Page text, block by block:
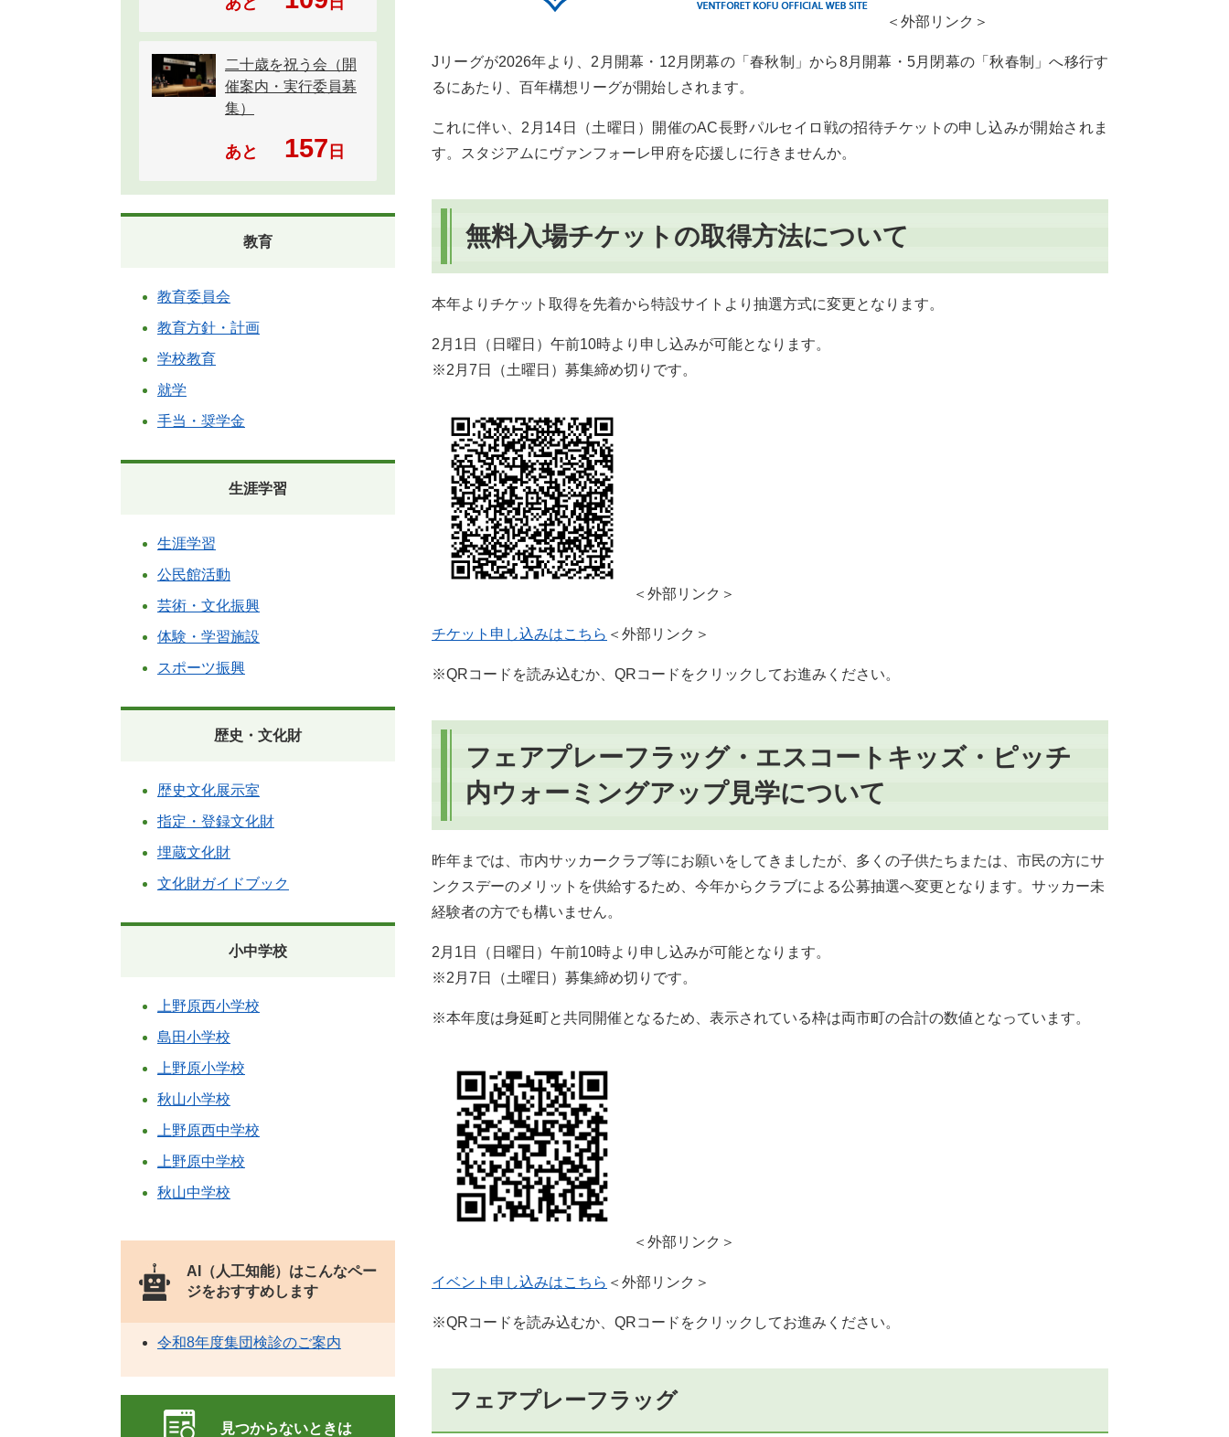
＜外部リンク＞
Jリーグが2026年より、2月開幕・12月閉幕の「春秋制」から8月開幕・5月閉幕の「秋春制」へ移行す
るにあたり、百年構想リーグが開始しされます。​
これに伴い、2月14日（土曜日）開催のAC長野パルセイロ戦の招待チケットの申し込みが開始されま
す。スタジアムにヴァンフォーレ甲府を応援しに行きませんか。
無料入場チケットの取得方法について
本年よりチケット取得を先着から特設サイトより抽選方式に変更となります。
2月1日（日曜日）午前10時より申し込みが可能となります。
※2月7日（土曜日）募集締め切りです。
＜外部リンク＞
チケット申し込みはこちら ＜外部リンク＞
※QRコードを読み込むか、QRコードをクリックしてお進みください。
フェアプレーフラッグ・エスコートキッズ・ピッチ
内ウォーミングアップ見学について
昨年までは、市内サッカークラブ等にお願いをしてきましたが、多くの子供たちまたは、市民の方にサ
ンクスデーのメリットを供給するため、今年からクラブによる公募抽選へ変更となります。サッカー未
経験者の方でも構いません。
2月1日（日曜日）午前10時より申し込みが可能となります。
※2月7日（土曜日）募集締め切りです。
※本年度は身延町と共同開催となるため、表示されている枠は両市町の合計の数値となっています。
＜外部リンク＞
イベント申し込みはこちら ＜外部リンク＞
※QRコードを読み込むか、QRコードをクリックしてお進みください。
フェアプレーフラッグ
二十歳を祝う会（開
催案内・実行委員募
集）
あと 157 日
教育
教育委員会
教育方針・計画
学校教育
就学
手当・奨学金
生涯学習
生涯学習
公民館活動
芸術・文化振興
体験・学習施設
スポーツ振興
歴史・文化財
歴史文化展示室
指定・登録文化財
埋蔵文化財
文化財ガイドブック
小中学校
上野原西小学校
島田小学校
上野原小学校
秋山小学校
上野原西中学校
上野原中学校
秋山中学校
AI（人工知能）はこんなペー
ジをおすすめします
令和8年度集団検診のご案内
見つからないときは